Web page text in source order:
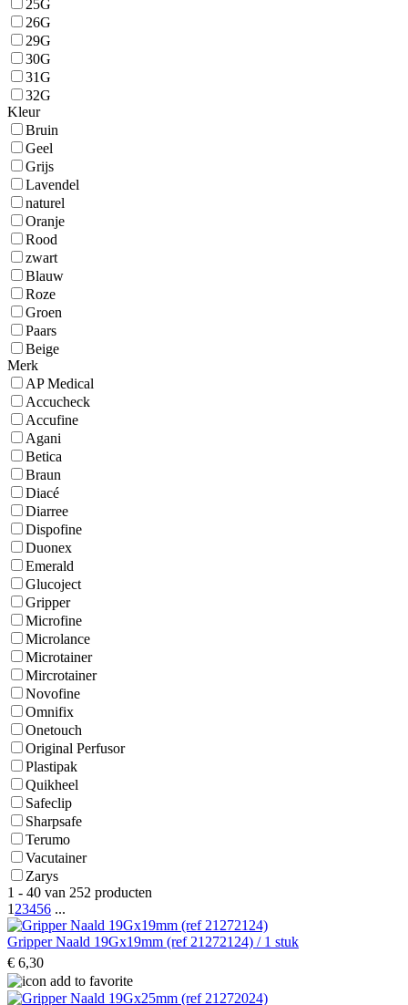
25G
26G
29G
30G
31G
32G
Kleur
Bruin
Geel
Grijs
Lavendel
naturel
Oranje
Rood
zwart
Blauw
Roze
Groen
Paars
Beige
Merk
AP Medical
Accucheck
Accufine
Agani
Betica
Braun
Diacé
Diarree
Dispofine
Duonex
Emerald
Glucoject
Gripper
Microfine
Microlance
Microtainer
Mircrotainer
Novofine
Omnifix
Onetouch
Original Perfusor
Plastipak
Quikheel
Safeclip
Sharpsafe
Terumo
Vacutainer
Zarys
1 - 40 van 252 producten
1 23456 ...
Gripper Naald 19Gx19mm (ref 21272124) / 1 stuk
€ 6,30